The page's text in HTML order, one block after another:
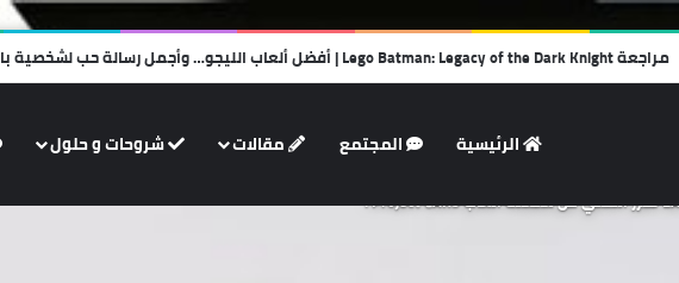
مراجعة Lego Batman: Legacy of the Dark Knight | أفضل ألعاب الليجو… وأجمل رسالة حب لشخصية باتمان!
الرئيسية المجتمع مقالات شروحات و حلول